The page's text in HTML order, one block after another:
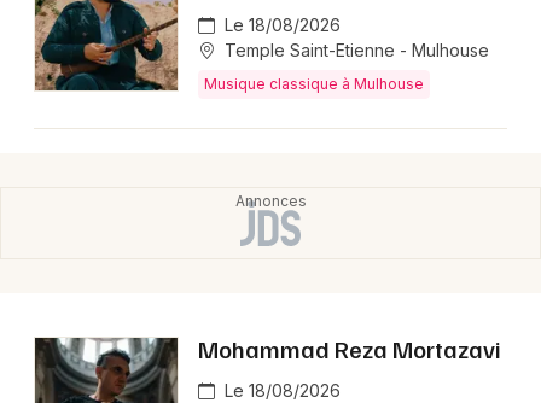
Le 18/08/2026
Temple Saint-Etienne - Mulhouse
Musique classique à Mulhouse
Mohammad Reza Mortazavi
Le 18/08/2026